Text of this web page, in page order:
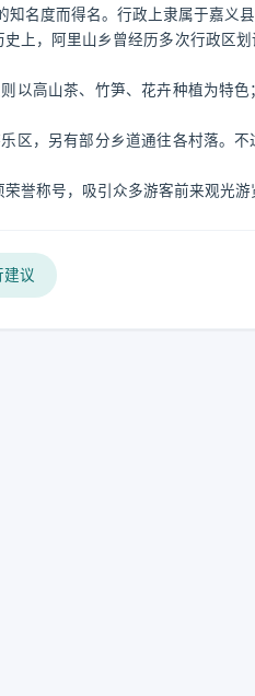
名度而得名。行政上隶属于嘉义县
上，阿里山乡曾经历多次行政区
以高山茶、竹笋、花卉种植为特
区，另有部分乡道通往各村落。
誉称号，吸引众多游客前来观光游
建议